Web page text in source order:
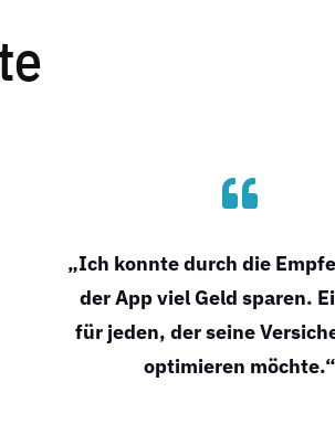

„Ich konnte durch die
der App viel Geld sparen.
für jeden, der seine
optimieren möchte.“